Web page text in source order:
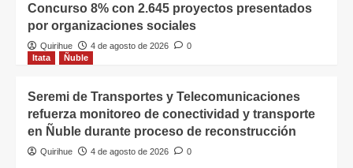
Concurso 8% con 2.645 proyectos presentados
por organizaciones sociales
Quirihue 4 de agosto de 2026
0
Itata
Ñuble
Seremi de Transportes y Telecomunicaciones
refuerza monitoreo de conectividad y transporte
en Ñuble durante proceso de reconstrucción
Quirihue 4 de agosto de 2026 0